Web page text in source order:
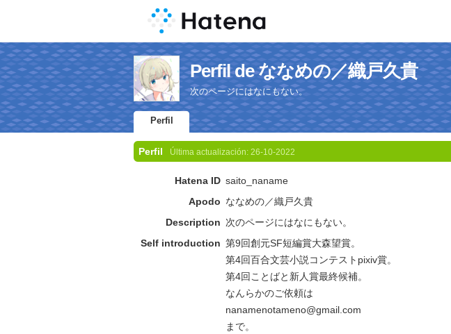
Perfil de ななめの／織戸久貴
次のページにはなにもない。
Perfil
Perfil Última actualización: 26-10-2022
Hatena ID saito_naname
Apodo ななめの／織戸久貴
Description 次のページにはなにもない。
Self introduction 第9回創元SF短編賞大森望賞。
第4回百合文芸小説コンテストpixiv賞。
第4回ことばと新人賞最終候補。
なんらかのご依頼は
nanamenotameno@gmail.com
まで。